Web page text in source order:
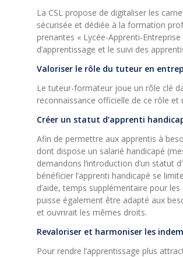
La CSL propose de digitaliser les
sécurisée et dédiée à la formation
prenantes « Lycée-Apprenti-
d’apprentissage et le suivi des
Valoriser le rôle du tuteur en
Le tuteur-formateur joue un rôle clé
reconnaissance officielle de ce rôle
Créer un statut d’apprenti
Afin de permettre aux apprentis à
dont dispose un salarié handicapé
demandons l’introduction d’un statut
bénéficier l’apprenti handicapé se
d’aide, temps supplémentaire pour
puisse également être adapté aux
et ouvrirait les mêmes droits.
Revaloriser et harmoniser les
Pour rendre l’apprentissage plus